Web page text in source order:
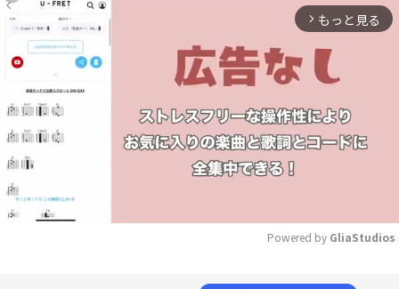
arrow_forward_ios もっと見る
Powered by GliaStudios